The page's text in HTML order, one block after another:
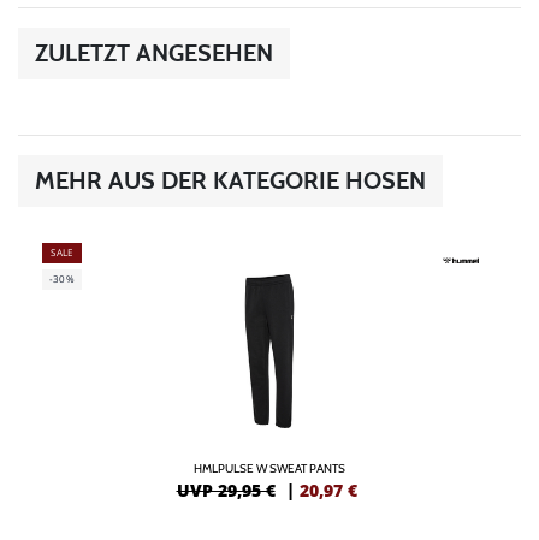
ZULETZT ANGESEHEN
MEHR AUS DER KATEGORIE HOSEN
SALE
-30%
HMLPULSE W SWEAT PANTS
UVP 29,95 € | 20,97 €